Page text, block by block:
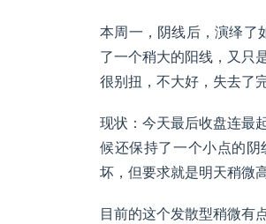
本周一，阴线后，演绎了
了一个稍大的阳线，又只
很别扭，不大好，失去了
现状：今天最后收盘连最
候还保持了一个小点的
坏，但要求就是明天稍微
目前的这个发散型稍微有